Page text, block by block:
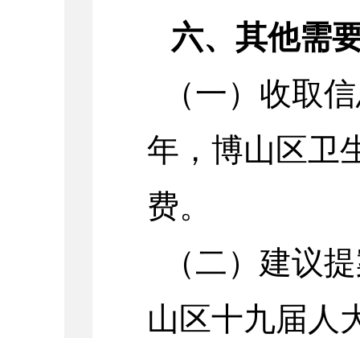
六、其他需
（一）收取
年，博山区卫
费。
（二）建议
山区十九届人